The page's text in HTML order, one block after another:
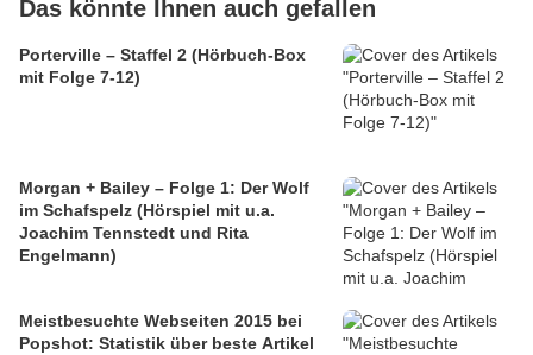
Das könnte Ihnen auch gefallen
Porterville – Staffel 2 (Hörbuch-Box
mit Folge 7-12)
Morgan + Bailey – Folge 1: Der Wolf
im Schafspelz (Hörspiel mit u.a.
Joachim Tennstedt und Rita
Engelmann)
Meistbesuchte Webseiten 2015 bei
Popshot: Statistik über beste Artikel